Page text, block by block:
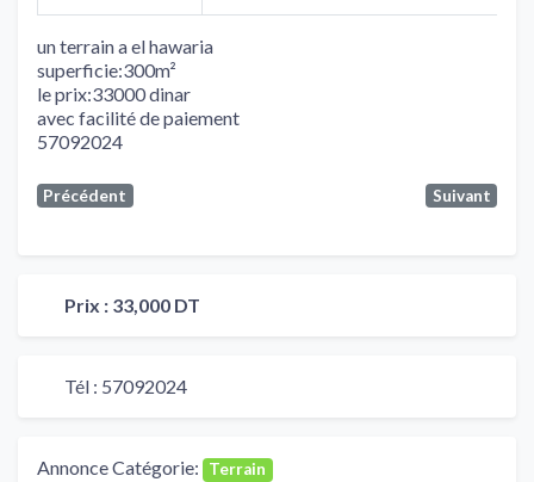
un terrain a el hawaria
superficie:300m²
le prix:33000 dinar
avec facilité de paiement
57092024
Précédent Suivant
Prix : 33,000 DT
Tél : 57092024
Annonce Catégorie: Terrain